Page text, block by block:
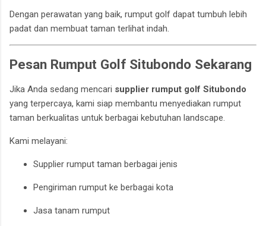
Dengan perawatan yang baik, rumput golf dapat tumbuh lebih
padat dan membuat taman terlihat indah.
Pesan Rumput Golf Situbondo Sekarang
Jika Anda sedang mencari supplier rumput golf Situbondo
yang terpercaya, kami siap membantu menyediakan rumput
taman berkualitas untuk berbagai kebutuhan landscape.
Kami melayani:
Supplier rumput taman berbagai jenis
Pengiriman rumput ke berbagai kota
Jasa tanam rumput